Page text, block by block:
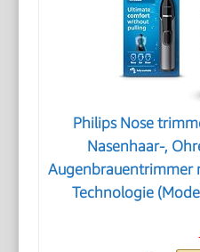
Philips Nose
Nasenhaar-,
Augenbrauentrimmer
Technologie